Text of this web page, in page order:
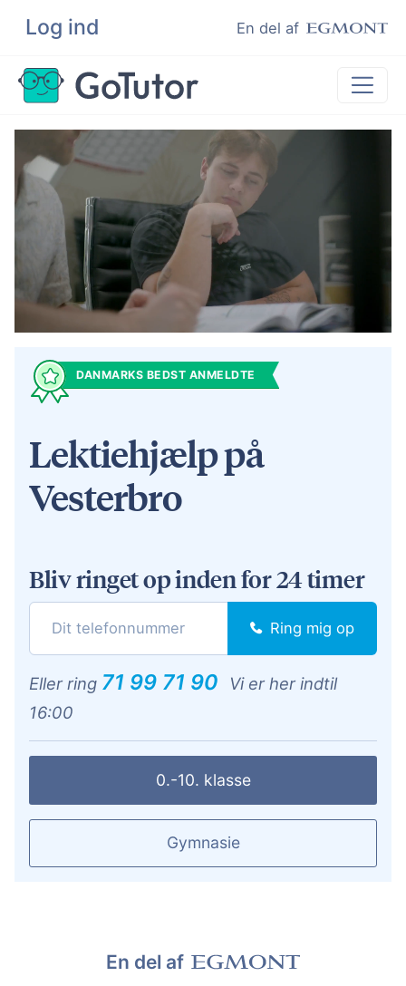
Log ind En del af
Søg
Lektiehjælp
Hjælp til ordblinde
Kundeudtalelser
Undervisere
DANMARKS BEDST ANMELDTE
Lektiehjælp på
Vesterbro
Bliv ringet op inden for 24 timer
Ring mig op
Eller ring 71 99 71 90
Vi er her indtil
16:00
0.-10. klasse
Gymnasie
En del af